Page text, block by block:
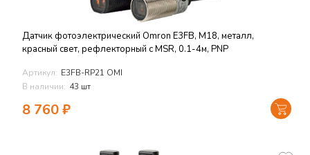
Датчик фотоэлектрический Omron E3FB, M18, металл,
красный свет, рефлекторный с MSR, 0.1-4м, PNP
Артикул: E3FB-RP21 OMI
В наличии: 43 шт
8 760₽